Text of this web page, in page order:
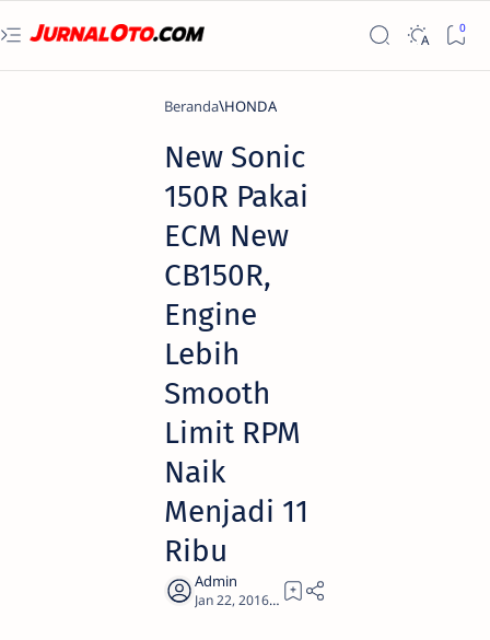
Beranda HONDA
New Sonic
150R Pakai
ECM New
CB150R,
Engine
Lebih
Smooth
Limit RPM
Naik
Menjadi 11
Ribu
0